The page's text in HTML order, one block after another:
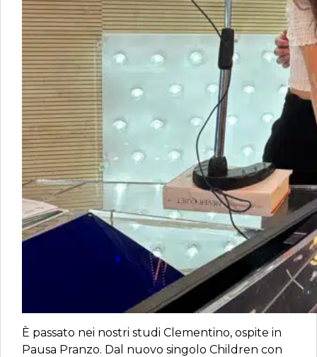
È passato nei nostri studi Clementino, ospite in
Pausa Pranzo. Dal nuovo singolo Children con